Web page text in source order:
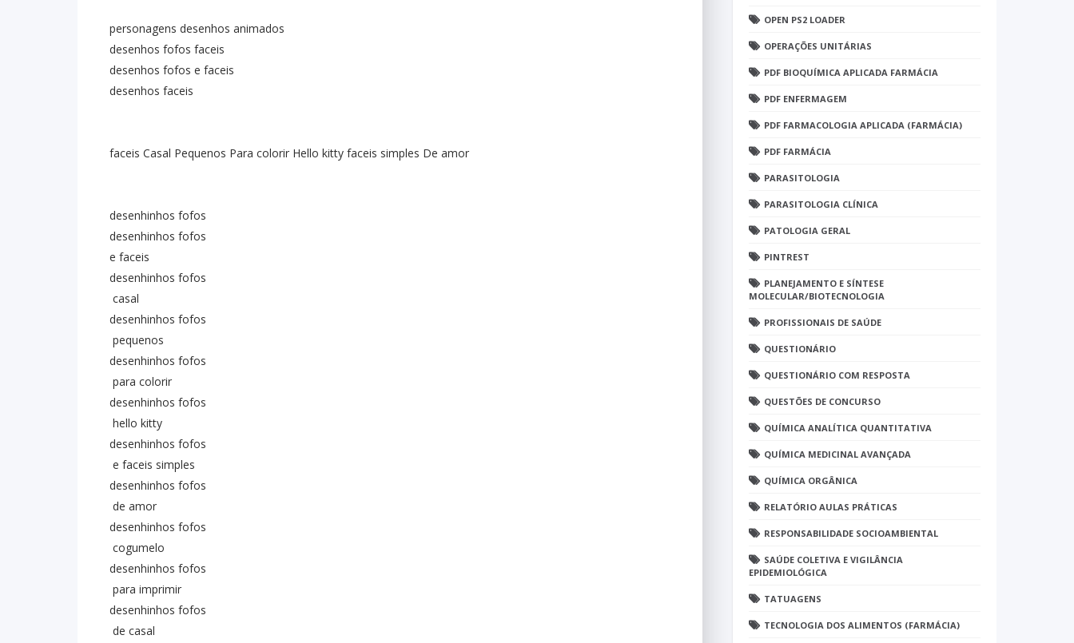
personagens desenhos animados
desenhos fofos faceis
desenhos fofos e faceis
desenhos faceis
faceis Casal Pequenos Para colorir Hello kitty faceis simples De amor
desenhinhos fofos
desenhinhos fofos
e faceis
desenhinhos fofos
casal
desenhinhos fofos
pequenos
desenhinhos fofos
para colorir
desenhinhos fofos
hello kitty
desenhinhos fofos
e faceis simples
desenhinhos fofos
de amor
desenhinhos fofos
cogumelo
desenhinhos fofos
para imprimir
desenhinhos fofos
de casal
OPEN PS2 LOADER
OPERAÇÕES UNITÁRIAS
PDF BIOQUÍMICA APLICADA FARMÁCIA
PDF ENFERMAGEM
PDF FARMACOLOGIA APLICADA (FARMÁCIA)
PDF FARMÁCIA
PARASITOLOGIA
PARASITOLOGIA CLÍNICA
PATOLOGIA GERAL
PINTREST
PLANEJAMENTO E SÍNTESE
MOLECULAR/BIOTECNOLOGIA
PROFISSIONAIS DE SAÚDE
QUESTIONÁRIO
QUESTIONÁRIO COM RESPOSTA
QUESTÕES DE CONCURSO
QUÍMICA ANALÍTICA QUANTITATIVA
QUÍMICA MEDICINAL AVANÇADA
QUÍMICA ORGÂNICA
RELATÓRIO AULAS PRÁTICAS
RESPONSABILIDADE SOCIOAMBIENTAL
SAÚDE COLETIVA E VIGILÂNCIA
EPIDEMIOLÓGICA
TATUAGENS
TECNOLOGIA DOS ALIMENTOS (FARMÁCIA)